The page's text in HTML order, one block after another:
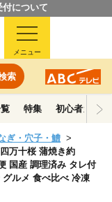
について
索
メニュー
特集 初心者ガイド
ぎ・穴子・鱧
万十桜 蒲焼き約
国産 調理済み タレ付
ルメ 食べ比べ 冷凍